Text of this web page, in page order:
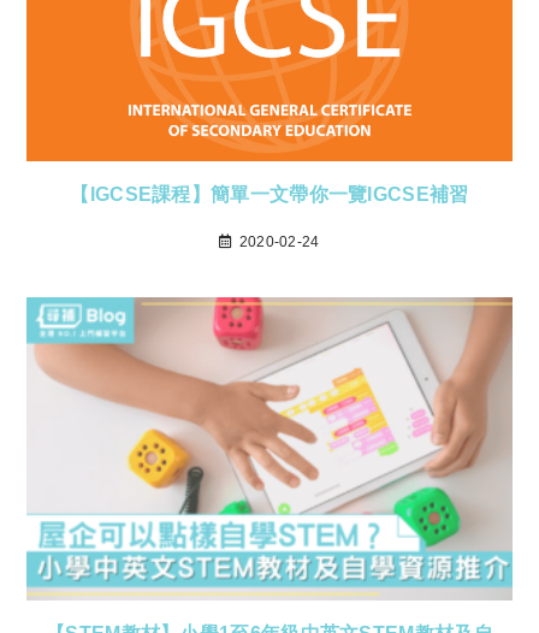
【IGCSE課程】簡單一文帶你一覽IGCSE補習
2020-02-24